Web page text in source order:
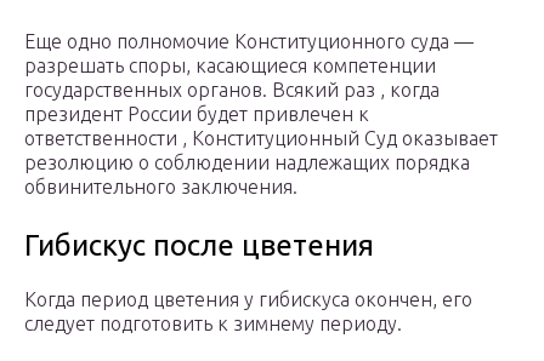
Еще одно полномочие Конституционного суда —
разрешать споры, касающиеся компетенции
государственных органов. Всякий раз , когда
президент России будет привлечен к
ответственности , Конституционный Суд оказывает
резолюцию о соблюдении надлежащих порядка
обвинительного заключения.
Гибискус после цветения
Когда период цветения у гибискуса окончен, его
следует подготовить к зимнему периоду.